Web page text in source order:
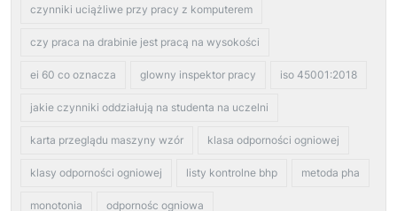
czynniki uciążliwe przy pracy z komputerem
czy praca na drabinie jest pracą na wysokości
ei 60 co oznacza glowny inspektor pracy iso 45001:2018
jakie czynniki oddziałują na studenta na uczelni
karta przeglądu maszyny wzór klasa odporności ogniowej
klasy odporności ogniowej listy kontrolne bhp metoda pha
monotonia odpornośc ogniowa